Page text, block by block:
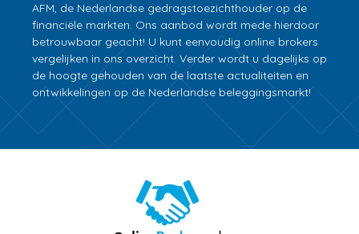
AFM, de Nederlandse gedragstoezichthouder op de
financiële markten. Ons aanbod wordt mede hierdoor
betrouwbaar geacht! U kunt eenvoudig online brokers
vergelijken in ons overzicht. Verder wordt u dagelijks op
de hoogte gehouden van de laatste actualiteiten en
ontwikkelingen op de Nederlandse beleggingsmarkt!